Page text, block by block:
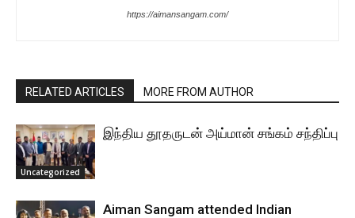
https://aimansangam.com/
RELATED ARTICLES MORE FROM AUTHOR
Uncategorized
இந்திய தூதருடன் அய்மான் சங்கம் சந்திப்பு
Aiman Sangam attended Indian